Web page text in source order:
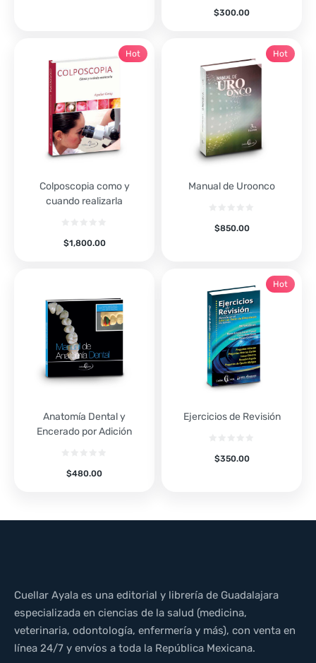
$300.00
Colposcopia como y
cuando realizarla
$1,800.00
Hot
Manual de Uroonco
$850.00
Hot
Anatomía Dental y
Encerado por Adición
$480.00
Ejercicios de Revisión
$350.00
Hot
Cuellar Ayala es una editorial y librería de Guadalajara
especializada en ciencias de la salud (medicina,
veterinaria, odontología, enfermería y más), con venta en
línea 24/7 y envíos a toda la República Mexicana.